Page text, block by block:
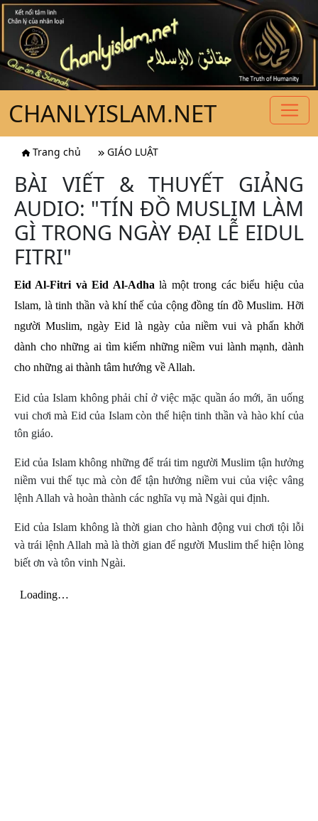
CHANLYISLAM.NET
Trang chủ GIÁO LUẬT
BÀI VIẾT & THUYẾT GIẢNG
AUDIO: "TÍN ĐỒ MUSLIM LÀM
GÌ TRONG NGÀY ĐẠI LỄ EIDUL
FITRI"
Eid Al-Fitri và Eid Al-Adha là một trong các biểu hiệu của
Islam, là tinh thần và khí thế của cộng đồng tín đồ Muslim. Hỡi
người Muslim, ngày Eid là ngày của niềm vui và phấn khởi
dành cho những ai tìm kiếm những niềm vui lành mạnh, dành
cho những ai thành tâm hướng về Allah.
Eid của Islam không phải chỉ ở việc mặc quần áo mới, ăn uống
vui chơi mà Eid của Islam còn thể hiện tinh thần và hào khí của
tôn giáo.
Eid của Islam không những để trái tim người Muslim tận hưởng
niềm vui thế tục mà còn để tận hưởng niềm vui của việc vâng
lệnh Allah và hoàn thành các nghĩa vụ mà Ngài qui định.
Eid của Islam không là thời gian cho hành động vui chơi tội lỗi
và trái lệnh Allah mà là thời gian để người Muslim thể hiện lòng
biết ơn và tôn vinh Ngài.